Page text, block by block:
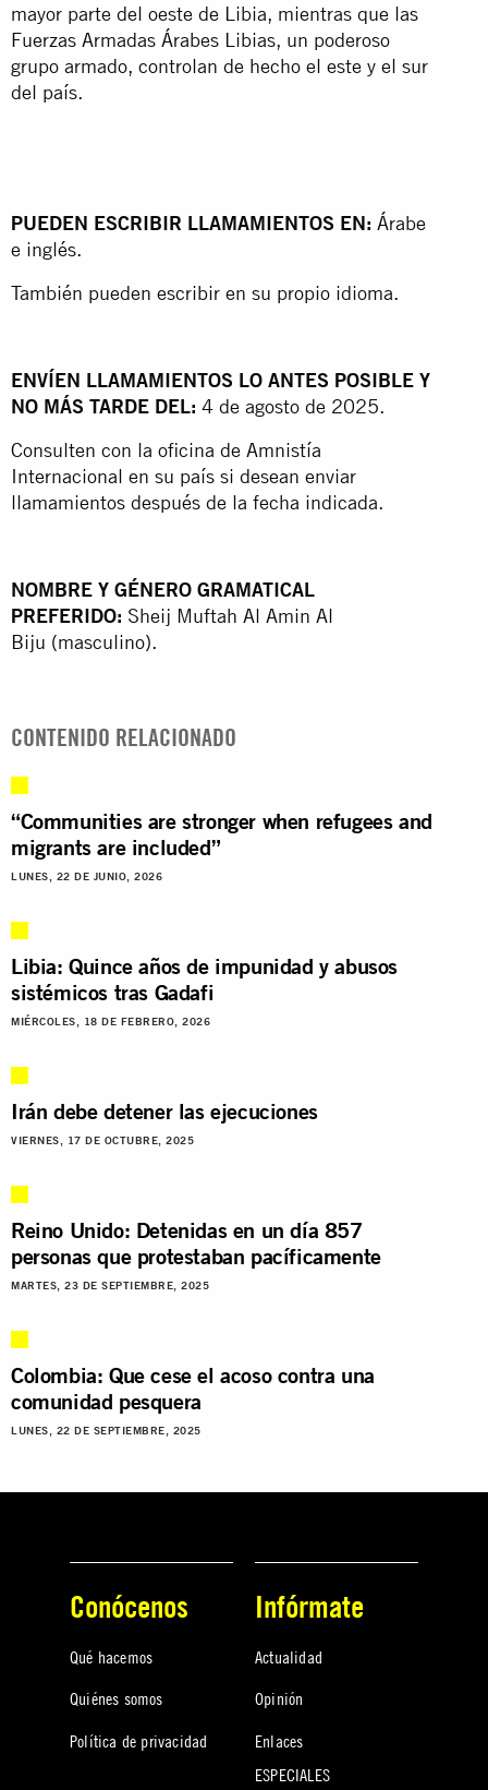
mayor parte del oeste de Libia, mientras que las
Fuerzas Armadas Árabes Libias, un poderoso
grupo armado, controlan de hecho el este y el sur
del país.
PUEDEN ESCRIBIR LLAMAMIENTOS EN: Árabe
e inglés.
También pueden escribir en su propio idioma.
ENVÍEN LLAMAMIENTOS LO ANTES POSIBLE Y
NO MÁS TARDE DEL: 4 de agosto de 2025.
Consulten con la oficina de Amnistía
Internacional en su país si desean enviar
llamamientos después de la fecha indicada.
NOMBRE Y GÉNERO GRAMATICAL
PREFERIDO: Sheij Muftah Al Amin Al
Biju (masculino).
CONTENIDO RELACIONADO
“Communities are stronger when refugees and
migrants are included”
LUNES, 22 DE JUNIO, 2026
Libia: Quince años de impunidad y abusos
sistémicos tras Gadafi
MIÉRCOLES, 18 DE FEBRERO, 2026
Irán debe detener las ejecuciones
VIERNES, 17 DE OCTUBRE, 2025
Reino Unido: Detenidas en un día 857
personas que protestaban pacíficamente
MARTES, 23 DE SEPTIEMBRE, 2025
Colombia: Que cese el acoso contra una
comunidad pesquera
LUNES, 22 DE SEPTIEMBRE, 2025
Conócenos
Qué hacemos
Quiénes somos
Política de privacidad
Infórmate
Actualidad
Opinión
Enlaces
ESPECIALES